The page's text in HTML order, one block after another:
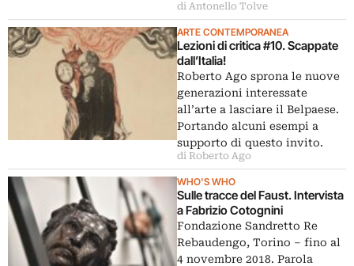
di Antonello Tolve
ARTE CONTEMPORANEA
Lezioni di critica #10. Scappate
dall’Italia!
Roberto Ago sprona le nuove
generazioni interessate
all’arte a lasciare il Belpaese.
Portando alcuni esempi a
supporto di questo invito.
di Roberto Ago
WHO'S WHO
Sulle tracce del Faust. Intervista
a Fabrizio Cotognini
Fondazione Sandretto Re
Rebaudengo, Torino ‒ fino al
4 novembre 2018. Parola